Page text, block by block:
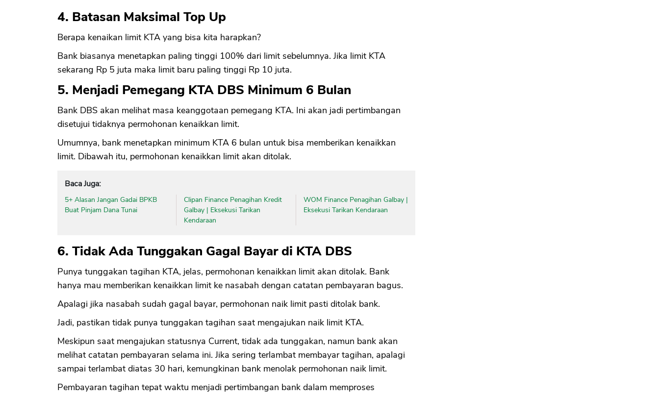
4. Batasan Maksimal Top Up
Berapa kenaikan limit KTA yang bisa kita harapkan?
Bank biasanya menetapkan paling tinggi 100% dari limit sebelumnya. Jika limit KTA
sekarang Rp 5 juta maka limit baru paling tinggi Rp 10 juta.
5. Menjadi Pemegang KTA DBS Minimum 6 Bulan
Bank DBS akan melihat masa keanggotaan pemegang KTA. Ini akan jadi pertimbangan
disetujui tidaknya permohonan kenaikkan limit.
Umumnya, bank menetapkan minimum KTA 6 bulan untuk bisa memberikan kenaikkan
limit. Dibawah itu, permohonan kenaikkan limit akan ditolak.
Baca Juga:
5+ Alasan Jangan Gadai BPKB
Buat Pinjam Dana Tunai
Clipan Finance Penagihan Kredit
Galbay | Eksekusi Tarikan
Kendaraan
WOM Finance Penagihan Galbay |
Eksekusi Tarikan Kendaraan
6. Tidak Ada Tunggakan Gagal Bayar di KTA DBS
Punya tunggakan tagihan KTA, jelas, permohonan kenaikkan limit akan ditolak. Bank
hanya mau memberikan kenaikkan limit ke nasabah dengan catatan pembayaran bagus.
Apalagi jika nasabah sudah gagal bayar, permohonan naik limit pasti ditolak bank.
Jadi, pastikan tidak punya tunggakan tagihan saat mengajukan naik limit KTA.
Meskipun saat mengajukan statusnya Current, tidak ada tunggakan, namun bank akan
melihat catatan pembayaran selama ini. Jika sering terlambat membayar tagihan, apalagi
sampai terlambat diatas 30 hari, kemungkinan bank menolak permohonan naik limit.
Pembayaran tagihan tepat waktu menjadi pertimbangan bank dalam memproses